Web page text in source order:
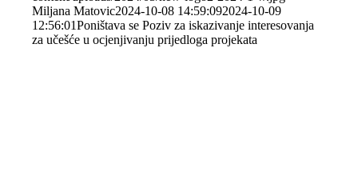
Miljana Matovic2024-10-08 14:59:092024-10-09
12:56:01Poništava se Poziv za iskazivanje interesovanja
za učešće u ocjenjivanju prijedloga projekata